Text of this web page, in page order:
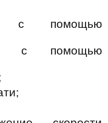
с помощью
с помощью